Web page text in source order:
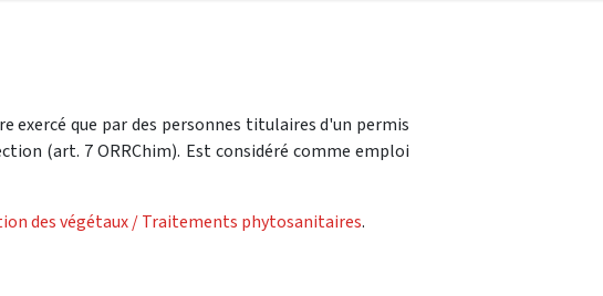
exercé que par des personnes titulaires d'un permis
(art. 7 ORRChim). Est considéré comme emploi
des végétaux / Traitements phytosanitaires.